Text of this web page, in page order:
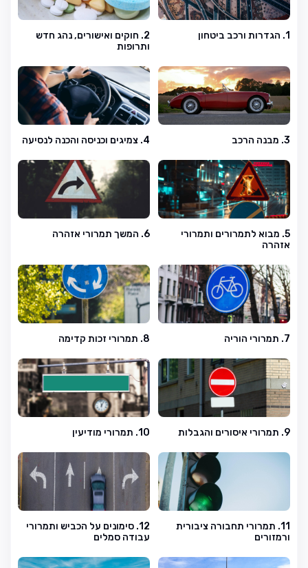
1. הגדרות ורכב ביטחון
2. חוקים ואישורים, נהג חדש
ותרופות
3. מבנה הרכב 4. צמיגים וכניסה והכנה לנסיעה
5. מבוא לתמרורים ותמרורי
אזהרה
6. המשך תמרורי אזהרה
7. תמרורי הוריה 8. תמרורי זכות קדימה
9. תמרורי איסורים והגבלות 10. תמרורי מודיעין
11. תמרורי תחבורה ציבורית
ורמזורים
12. סימונים על הכביש ותמרורי
עבודה סמלים